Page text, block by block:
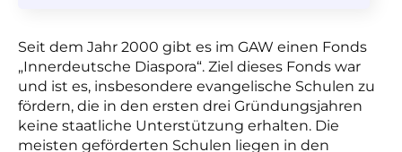
Seit dem Jahr 2000 gibt es im GAW einen Fonds
„Innerdeutsche Diaspora“. Ziel dieses Fonds war
und ist es, insbesondere evangelische Schulen zu
fördern, die in den ersten drei Gründungsjahren
keine staatliche Unterstützung erhalten. Die
meisten geförderten Schulen liegen in den